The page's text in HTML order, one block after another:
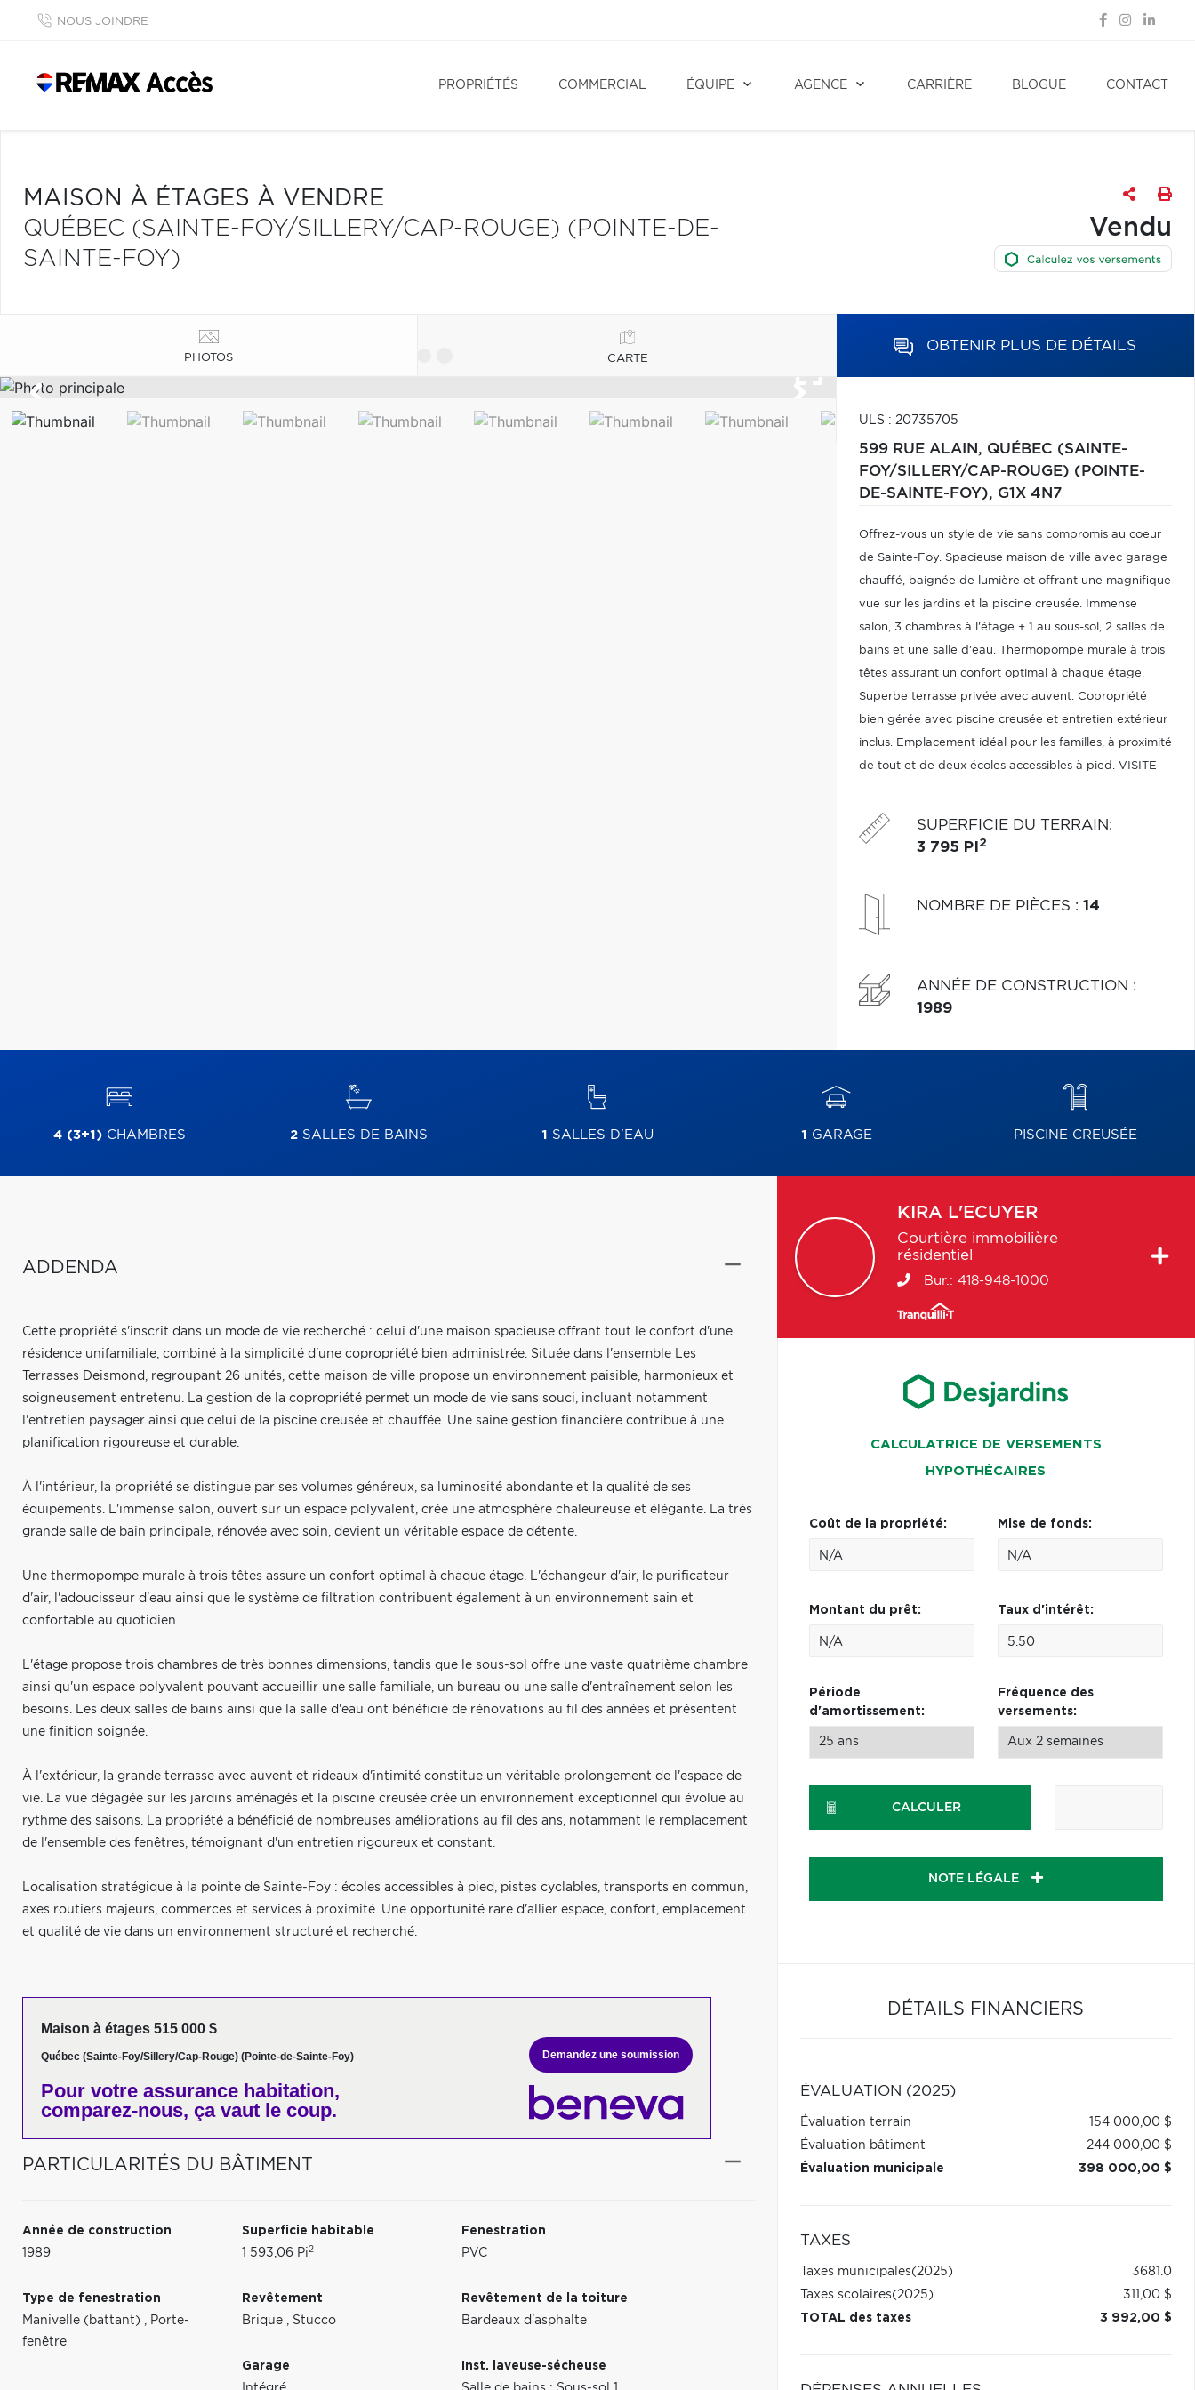
NOUS JOINDRE
PROPRIÉTÉS COMMERCIAL ÉQUIPE AGENCE CARRIÈRE BLOGUE CONTACT
MAISON À ÉTAGES À VENDRE
QUÉBEC (SAINTE-FOY/SILLERY/CAP-ROUGE) (POINTE-DE-
SAINTE-FOY)
Vendu
PHOTOS CARTE
OBTENIR PLUS DE DÉTAILS
ULS : 20735705
599 RUE ALAIN, QUÉBEC (SAINTE-
FOY/SILLERY/CAP-ROUGE) (POINTE-
DE-SAINTE-FOY), G1X 4N7
Offrez-vous un style de vie sans compromis au coeur
de Sainte-Foy. Spacieuse maison de ville avec garage
chauffé, baignée de lumière et offrant une magnifique
vue sur les jardins et la piscine creusée. Immense
salon, 3 chambres à l'étage + 1 au sous-sol, 2 salles de
bains et une salle d'eau. Thermopompe murale à trois
têtes assurant un confort optimal à chaque étage.
Superbe terrasse privée avec auvent. Copropriété
bien gérée avec piscine creusée et entretien extérieur
inclus. Emplacement idéal pour les familles, à proximité
de tout et de deux écoles accessibles à pied. VISITE
SUPERFICIE DU TERRAIN:
3 795 PI 2
NOMBRE DE PIÈCES : 14
ANNÉE DE CONSTRUCTION :
1989
4 (3+1)CHAMBRES 2SALLES DE BAINS 1 SALLES D'EAU 1 GARAGE PISCINE CREUSÉE
ADDENDA
Cette propriété s'inscrit dans un mode de vie recherché : celui d'une maison spacieuse offrant tout le confort d'une
résidence unifamiliale, combiné à la simplicité d'une copropriété bien administrée. Située dans l'ensemble Les
Terrasses Deismond, regroupant 26 unités, cette maison de ville propose un environnement paisible, harmonieux et
soigneusement entretenu. La gestion de la copropriété permet un mode de vie sans souci, incluant notamment
l'entretien paysager ainsi que celui de la piscine creusée et chauffée. Une saine gestion financière contribue à une
planification rigoureuse et durable.
À l'intérieur, la propriété se distingue par ses volumes généreux, sa luminosité abondante et la qualité de ses
équipements. L'immense salon, ouvert sur un espace polyvalent, crée une atmosphère chaleureuse et élégante. La très
grande salle de bain principale, rénovée avec soin, devient un véritable espace de détente.
Une thermopompe murale à trois têtes assure un confort optimal à chaque étage. L'échangeur d'air, le purificateur
d'air, l'adoucisseur d'eau ainsi que le système de filtration contribuent également à un environnement sain et
confortable au quotidien.
L'étage propose trois chambres de très bonnes dimensions, tandis que le sous-sol offre une vaste quatrième chambre
ainsi qu'un espace polyvalent pouvant accueillir une salle familiale, un bureau ou une salle d'entraînement selon les
besoins. Les deux salles de bains ainsi que la salle d'eau ont bénéficié de rénovations au fil des années et présentent
une finition soignée.
À l'extérieur, la grande terrasse avec auvent et rideaux d'intimité constitue un véritable prolongement de l'espace de
vie. La vue dégagée sur les jardins aménagés et la piscine creusée crée un environnement exceptionnel qui évolue au
rythme des saisons. La propriété a bénéficié de nombreuses améliorations au fil des ans, notamment le remplacement
de l'ensemble des fenêtres, témoignant d'un entretien rigoureux et constant.
Localisation stratégique à la pointe de Sainte-Foy : écoles accessibles à pied, pistes cyclables, transports en commun,
axes routiers majeurs, commerces et services à proximité. Une opportunité rare d'allier espace, confort, emplacement
et qualité de vie dans un environnement structuré et recherché.
Maison à étages 515 000 $
Québec (Sainte-Foy/Sillery/Cap-Rouge) (Pointe-de-Sainte-Foy)
Pour votre assurance habitation,
comparez-nous, ça vaut le coup.
Demandez une soumission
PARTICULARITÉS DU BÂTIMENT
Année de construction
1989
Superficie habitable
1 593,06 Pi2
Fenestration
PVC
Type de fenestration
Manivelle (battant) , Porte-
fenêtre
Revêtement
Brique , Stucco
Revêtement de la toiture
Bardeaux d'asphalte
Garage
Inst. laveuse-sécheuse
KIRA L'ECUYER
Courtière immobilière
résidentiel
Bur.: 418-948-1000
CALCULATRICE DE VERSEMENTS
HYPOTHÉCAIRES
Coût de la propriété: Mise de fonds:
Montant du prêt: Taux d'intérêt:
Période
d'amortissement:
Fréquence des
versements:
CALCULER
NOTE LÉGALE
DÉTAILS FINANCIERS
ÉVALUATION (2025)
Évaluation terrain
154 000,00 $
Évaluation bâtiment
244 000,00 $
Évaluation municipale
398 000,00 $
TAXES
Taxes municipales(2025)
3681.0
Taxes scolaires(2025)
311,00 $
TOTAL des taxes
3 992,00 $